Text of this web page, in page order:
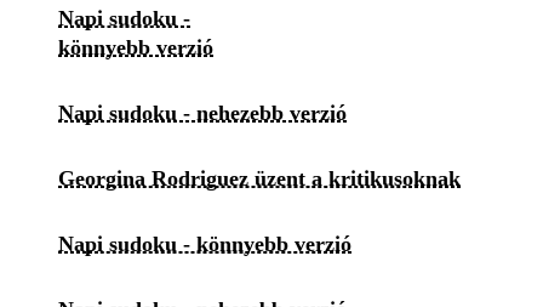
Napi sudoku -
könnyebb verzió
Napi sudoku - nehezebb verzió
Georgina Rodriguez üzent a kritikusoknak
Napi sudoku - könnyebb verzió